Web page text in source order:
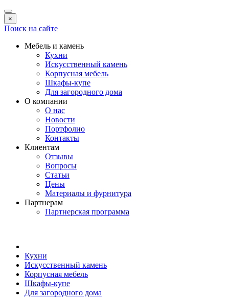
×
Поиск на сайте
Мебель и камень
Кухни
Искусственный камень
Корпусная мебель
Шкафы-купе
Для загородного дома
О компании
О нас
Новости
Портфолио
Контакты
Клиентам
Отзывы
Вопросы
Статьи
Цены
Материалы и фурнитура
Партнерам
Партнерская программа
Кухни
Искусственный камень
Корпусная мебель
Шкафы-купе
Для загородного дома